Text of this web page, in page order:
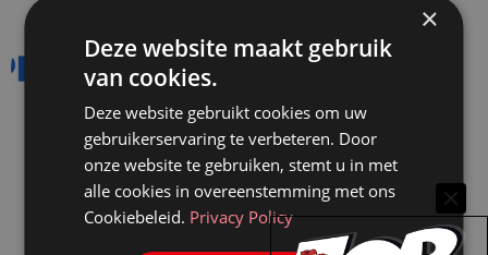
Philips Dictation
Speech Processing Solutions is
een internationaal
technologiebedrijf en een
wereldwijde leider in
dicteeroplossingen. Meer dan
vier miljoen gebruikers
×
Deze website maakt gebruik
van cookies.
Deze website gebruikt cookies om uw
gebruikerservaring te verbeteren. Door
onze website te gebruiken, stemt u in met
alle cookies in overeenstemming met ons
Cookiebeleid. Privacy Policy